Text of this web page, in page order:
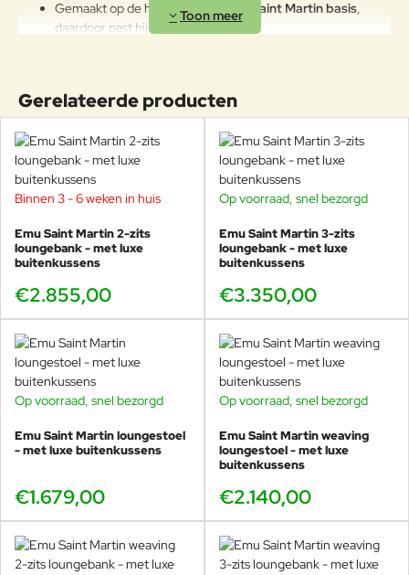
Gemaakt op de herkenbare
stalen Saint Martin basis,
daardoor past hij bij staal én weaving
100% Made in Italy, inclusief kussens en stoffen
Ideaal voor thuis, maar ook perfect voorhoreca &
projectenwaar flexibiliteit telt
Cover mogelijk, praktisch bij intensief buitengebruik of
winterstalling
Mooi als set met een loungestoel, maar ook sterk als extra
In de praktijk is deze poef vaak de meest veelzijdige keuze binnen
een loungeset. Combineer hem met deSaint Martin loungestoel
en je hebt meteen een comfortabele relaxplek. Zet hem bij de
zits loungebank
en je loungehoek voelt
is de poef een logische partner naast hetSaint Martin daybed.
Waarom deze poef perfect werkt bij staal
Saint Martin bestaat uit twee stijlen: een strakke
uitstraling en een warmereweavinguitstraling. Belangrijk
detail: bij de weaving varianten zit het verschil vooral in de
rug- en arm-elementen. De basis blijft hetzelfde Saint
Gerelateerde producten
Binnen 3 - 6 weken in huis
Emu Saint Martin 2-zits
loungebank - met luxe
buitenkussens
€2.855,00
Op voorraad, snel bezorgd
Emu Saint Martin 3-zits
loungebank - met luxe
buitenkussens
€3.350,00
Op voorraad, snel bezorgd
Emu Saint Martin loungestoel
- met luxe buitenkussens
€1.679,00
Op voorraad, snel bezorgd
Emu Saint Martin weaving
loungestoel - met luxe
buitenkussens
€2.140,00